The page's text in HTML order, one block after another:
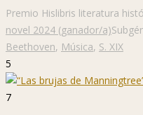
Premio Hislibris literatura
novel 2024 (ganador/a)
Beethoven, Música, S. XIX
5
7